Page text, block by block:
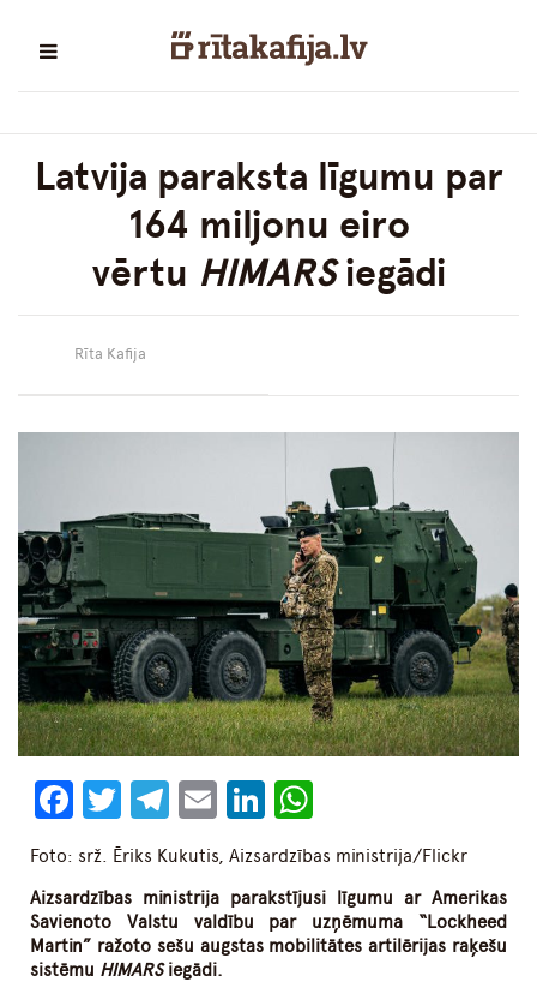
Latvija paraksta līgumu par
164 miljonu eiro
vērtu HIMARSiegādi
Rīta Kafija
Facebook
Twitter
Telegram
EmailLinkedIn
Foto: srž. Ēriks Kukutis, Aizsardzības ministrija/Flickr
Aizsardzības ministrija parakstījusi līgumu ar Amerikas
Savienoto Valstu valdību par uzņēmuma “Lockheed
Martin” ražoto sešu augstas mobilitātes artilērijas raķešu
sistēmu HIMARSiegādi.